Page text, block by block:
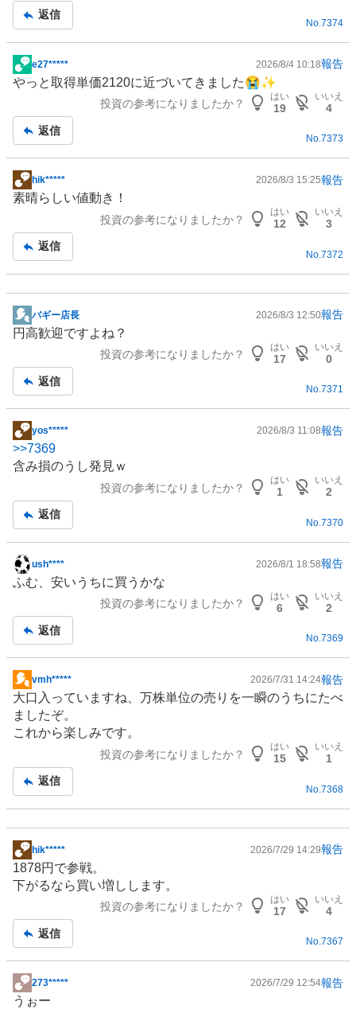
事
返信
No. 7374
掲
示
事
e27***** 2026/8/4 10:18報告
やっと取得単価2120に近づいてきました😭✨
投資の参考になりましたか？
はい
19
いいえ
4
返信
No.7373
掲
示
事
hik***** 2026/8/3 15:25報告
素晴らしい値動き！
投資の参考になりましたか？
はい
12
いいえ
3
返信
No. 7372
掲
示
事
バギー店長 2026/8/3 12:50報告
円高歓迎ですよね？
投資の参考になりましたか？
はい
17
いいえ
0
返信
No.7371
掲
示
板
yos***** 2026/8/3 11:08報告
>>7369
含み損のうし発見ｗ
投資の参考になりましたか？
はい
1
いいえ
2
返信
No. 7370
掲
示
事
ush**** 2026/8/1 18:58報告
ふむ、安いうちに買うかな
投資の参考になりましたか？
はい
6
いいえ
2
返信
No.7369
掲
示
板
記
vmh***** 2026/7/31 14:24報告
大口入っていますね、万株単位の売りを一瞬のうちにたべ
ましたぞ。
これから楽しみです。
投資の参考になりましたか？
はい
15
いいえ
1
返信
No. 7368
掲
示
板
hik***** 2026/7/29 14:29報告
1878円で参戦。
下がるなら買い増しします。
投資の参考になりましたか？
はい
17
いいえ
4
返信
No.7367
掲
示
273***** 2026/7/29 12:54報告
うぉー